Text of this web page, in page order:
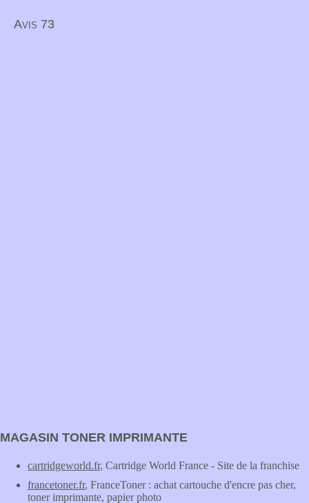
Avis 73
MAGASIN TONER IMPRIMANTE
cartridgeworld.fr, Cartridge World France - Site de la franchise
francetoner.fr, FranceToner : achat cartouche d'encre pas cher,
toner imprimante, papier photo